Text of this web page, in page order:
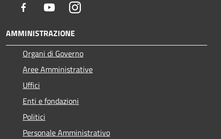
Facebook YoutubeInstagram
AMMINISTRAZIONE
Organi di Governo
Aree Amministrative
Uffici
Enti e fondazioni
Politici
Personale Amministrativo